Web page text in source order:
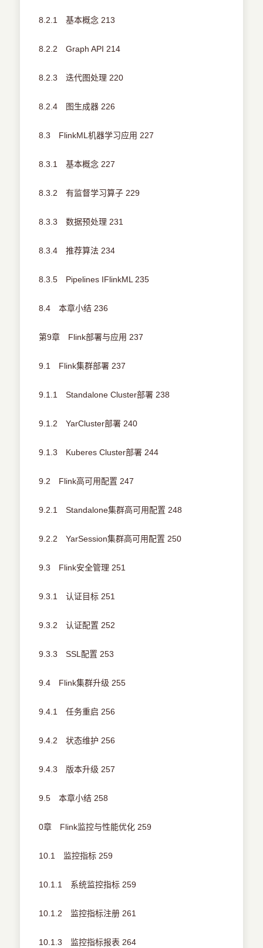
8.2.1 基本概念 213
8.2.2 Graph API 214
8.2.3 迭代图处理 220
8.2.4 图生成器 226
8.3 FlinkML机器学习应用 227
8.3.1 基本概念 227
8.3.2 有监督学习算子 229
8.3.3 数据预处理 231
8.3.4 推荐算法 234
8.3.5 Pipelines IFlinkML 235
8.4 本章小结 236
第9章 Flink部署与应用 237
9.1 Flink集群部署 237
9.1.1 Standalone Cluster部署 238
9.1.2 YarCluster部署 240
9.1.3 Kuberes Cluster部署 244
9.2 Flink高可用配置 247
9.2.1 Standalone集群高可用配置 248
9.2.2 YarSession集群高可用配置 250
9.3 Flink安全管理 251
9.3.1 认证目标 251
9.3.2 认证配置 252
9.3.3 SSL配置 253
9.4 Flink集群升级 255
9.4.1 任务重启 256
9.4.2 状态维护 256
9.4.3 版本升级 257
9.5 本章小结 258
0章 Flink监控与性能优化 259
10.1 监控指标 259
10.1.1 系统监控指标 259
10.1.2 监控指标注册 261
10.1.3 监控指标报表 264